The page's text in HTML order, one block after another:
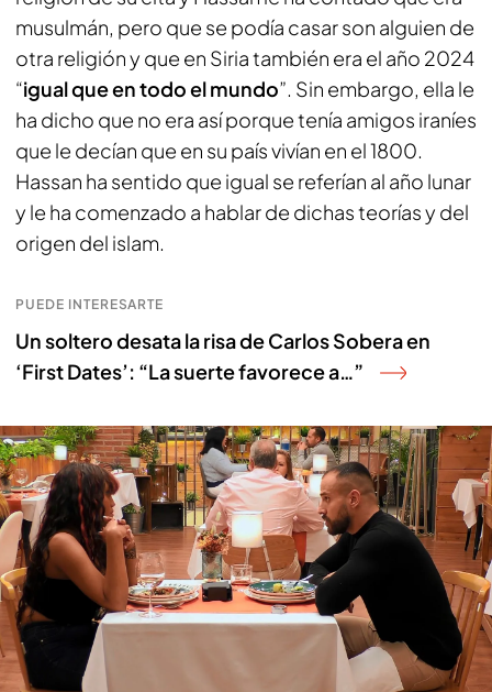
musulmán, pero que se podía casar son alguien de
otra religión y que en Siria también era el año 2024
“igual que en todo el mundo”. Sin embargo, ella le
ha dicho que no era así porque tenía amigos iraníes
que le decían que en su país vivían en el 1800.
Hassan ha sentido que igual se referían al año lunar
y le ha comenzado a hablar de dichas teorías y del
origen del islam.
PUEDE INTERESARTE
Un soltero desata la risa de Carlos Sobera en
‘First Dates’: “La suerte favorece a…”